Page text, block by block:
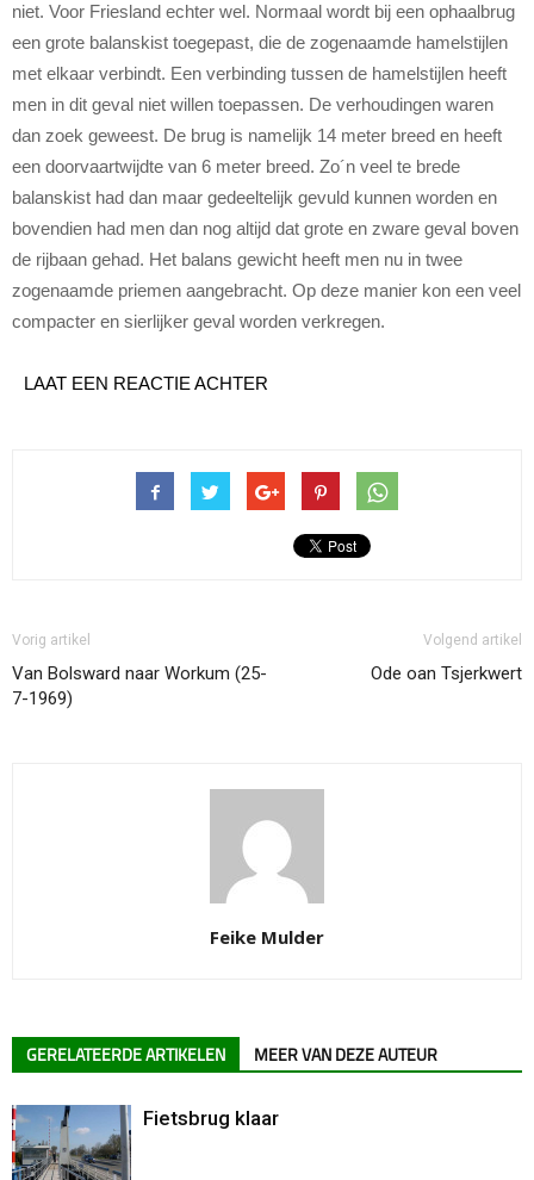
niet. Voor Friesland echter wel. Normaal wordt bij een ophaalbrug
een grote balanskist toegepast, die de zogenaamde hamelstijlen
met elkaar verbindt. Een verbinding tussen de hamelstijlen heeft
men in dit geval niet willen toepassen. De verhoudingen waren
dan zoek geweest. De brug is namelijk 14 meter breed en heeft
een doorvaartwijdte van 6 meter breed. Zo´n veel te brede
balanskist had dan maar gedeeltelijk gevuld kunnen worden en
bovendien had men dan nog altijd dat grote en zware geval boven
de rijbaan gehad. Het balans gewicht heeft men nu in twee
zogenaamde priemen aangebracht. Op deze manier kon een veel
compacter en sierlijker geval worden verkregen.
LAAT EEN REACTIE ACHTER
Vorig artikel
Van Bolsward naar Workum (25-
7-1969)
Volgend artikel
Ode oan Tsjerkwert
Feike Mulder
GERELATEERDE ARTIKELEN MEER VAN DEZE AUTEUR
Fietsbrug klaar